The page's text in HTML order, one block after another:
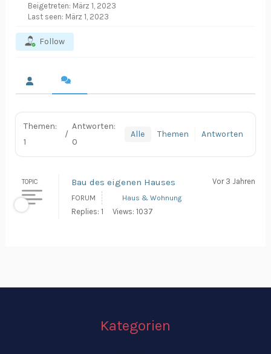
Beigetreten: März 1, 2023
Last seen: März 1, 2023
Follow
Themen:
1
/
Antworten:
0
Alle Themen Antworten
TOPIC Bau des eigenen Hauses Vor 3 Jahren
FORUM Haus & Wohnung
Replies: 1 Views: 1037
Kategorien